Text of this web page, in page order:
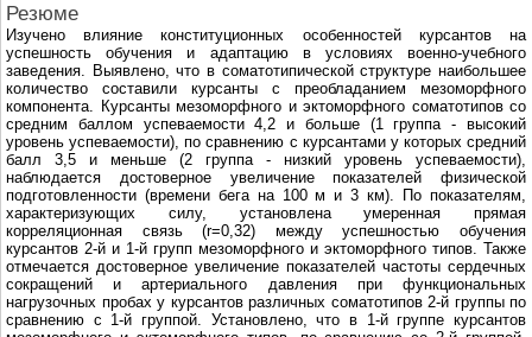
Резюме
Изучено влияние конституционных особенностей курсантов на
успешность обучения и адаптацию в условиях военно-учебного
заведения. Выявлено, что в соматотипической структуре наибольшее
количество составили курсанты с преобладанием мезоморфного
компонента. Курсанты мезоморфного и эктоморфного соматотипов со
средним баллом успеваемости 4,2 и больше (1 группа - высокий
уровень успеваемости), по сравнению с курсантами у которых средний
балл 3,5 и меньше (2 группа - низкий уровень успеваемости),
наблюдается достоверное увеличение показателей физической
подготовленности (времени бега на 100 м и 3 км). По показателям,
характеризующих силу, установлена умеренная прямая
корреляционная связь (r=0,32) между успешностью обучения
курсантов 2-й и 1-й групп мезоморфного и эктоморфного типов. Также
отмечается достоверное увеличение показателей частоты сердечных
сокращений и артериального давления при функциональных
нагрузочных пробах у курсантов различных соматотипов 2-й группы по
сравнению с 1-й группой. Установлено, что в 1-й группе курсантов